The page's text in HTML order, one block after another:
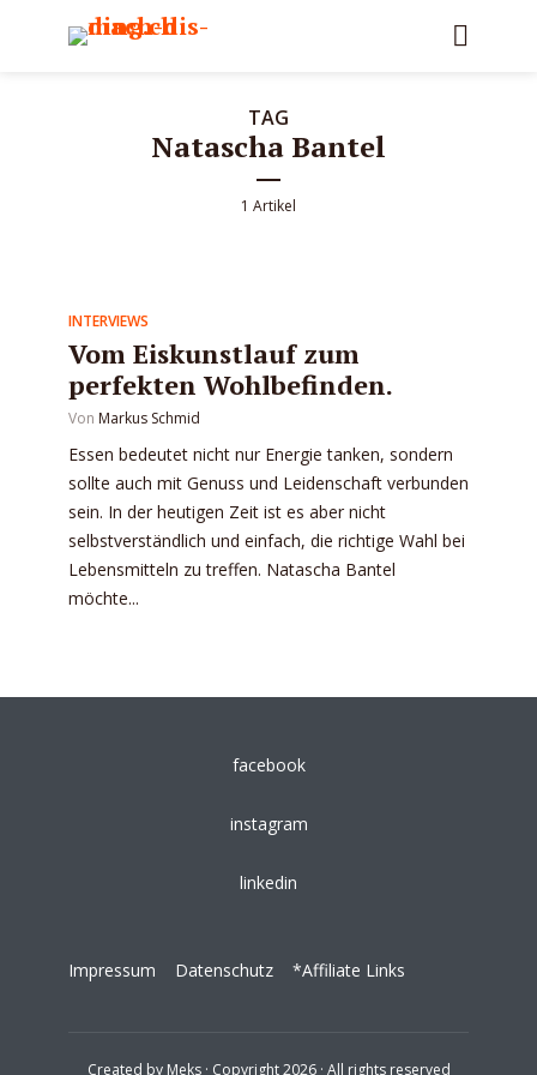
TAG
Natascha Bantel
1 Artikel
INTERVIEWS
Vom Eiskunstlauf zum
perfekten Wohlbefinden.
Von Markus Schmid
Essen bedeutet nicht nur Energie tanken, sondern
sollte auch mit Genuss und Leidenschaft verbunden
sein. In der heutigen Zeit ist es aber nicht
selbstverständlich und einfach, die richtige Wahl bei
Lebensmitteln zu treffen. Natascha Bantel
möchte...
facebook
instagram
linkedin
Impressum Datenschutz *Affiliate Links
Created by Meks· Copyright 2026 · All rights reserved